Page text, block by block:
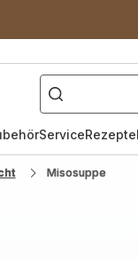
ServiceRezepte
Misosuppe